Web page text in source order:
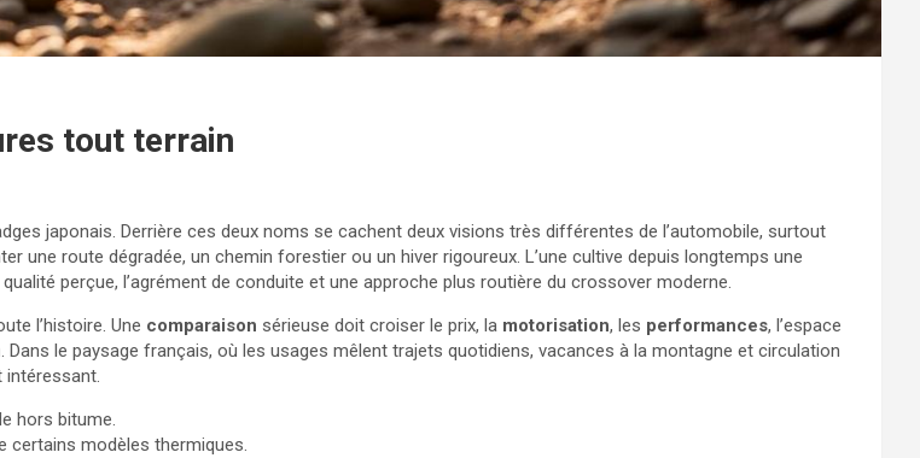
tout terrain
japonais. Derrière ces deux noms se cachent deux visions très différentes de l’automobile, surtout
une route dégradée, un chemin forestier ou un hiver rigoureux. L’une cultive depuis longtemps une
perçue, l’agrément de conduite et une approche plus routière du crossover moderne.
l’histoire. Une comparaison sérieuse doit croiser le prix, la motorisation, les performances, l’espace
. Dans le paysage français, où les usages mêlent trajets quotidiens, vacances à la montagne et circulation
intéressant.
hors bitume.
certains modèles thermiques.